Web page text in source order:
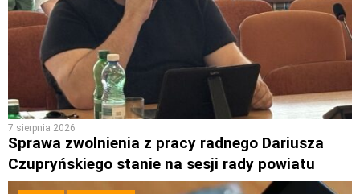
7 sierpnia 2026
Sprawa zwolnienia z pracy radnego Dariusza
Czupryńskiego stanie na sesji rady powiatu